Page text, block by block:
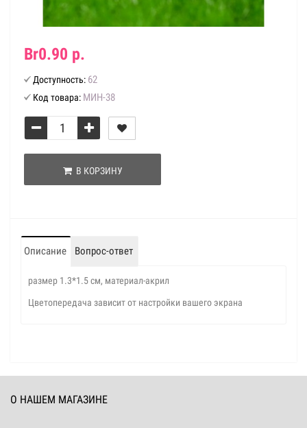
Br0.90 р.
Доступность: 62
Код товара: МИН-38
В КОРЗИНУ
Описание Вопрос-ответ
размер 1.3*1.5 см, материал-акрил
Цветопередача зависит от настройки вашего экрана
О НАШЕМ МАГАЗИНЕ